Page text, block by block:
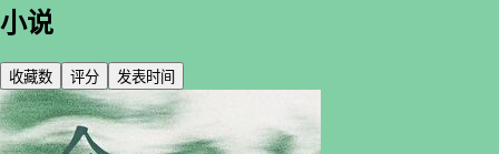
小说
收藏数 评分 发表时间